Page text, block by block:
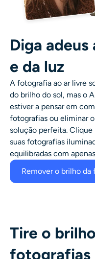
Diga
e da luz
A fotografia ao ar livre
do brilho do sol, mas o
estiver a pensar em
fotografias ou eliminar
solução perfeita. Clique
suas fotografias
equilibradas com
Remover o brilho da
Tire o
fotografias